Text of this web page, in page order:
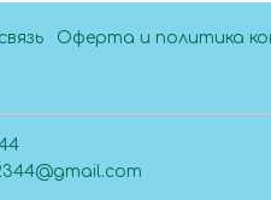
Оферта и политика